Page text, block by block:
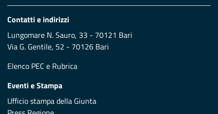
Contatti e indirizzi
Lungomare N. Sauro, 33 - 70121 Bari
Via G. Gentile, 52 - 70126 Bari
Elenco PEC e Rubrica
Eventi e Stampa
Ufficio stampa della Giunta